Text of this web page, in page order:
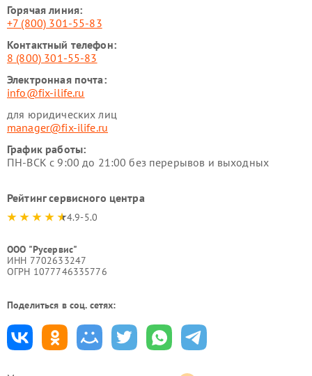
Горячая линия:
+7 (800) 301-55-83
Контактный телефон:
8 (800) 301-55-83
Электронная почта:
info@fix-ilife.ru
для юридических лиц
manager@fix-ilife.ru
График работы:
ПН-ВСК с 9:00 до 21:00 без перерывов и выходных
Рейтинг сервисного центра
4.9-5.0
ООО "Русервис"
ИНН 7702633247
ОГРН 1077746335776
Поделиться в соц. сетях: